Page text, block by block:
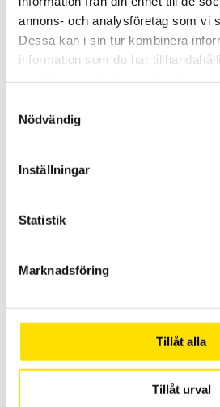
annons- och analysföretag som vi
Dessa kan i sin tur kombinera
information som du har
Nödvändig
Inställningar
Statistik
Marknadsföring
Tillåt alla
Tillåt urval
PC styrd provställ/dragprovare för
Mecmesin OmniTest™